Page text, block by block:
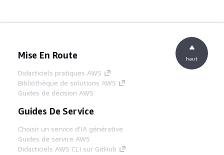
Mise En Route
Didacticiels pratiques AWS
Bibliothèque de solutions AWS
Guides de décision AWS
Guides De Service
Choisir un service d'IA générative
Guides de service AWS
Didacticiels AWS CLI sur GitHub
haut